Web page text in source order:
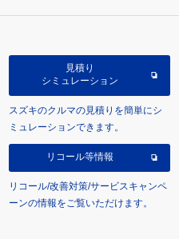
見積り
シミュレーション
スズキのクルマの見積りを簡単にシ
ミュレーションできます。
リコール等情報
リコール/改善対策/サービスキャンペ
ーンの情報をご覧いただけます。